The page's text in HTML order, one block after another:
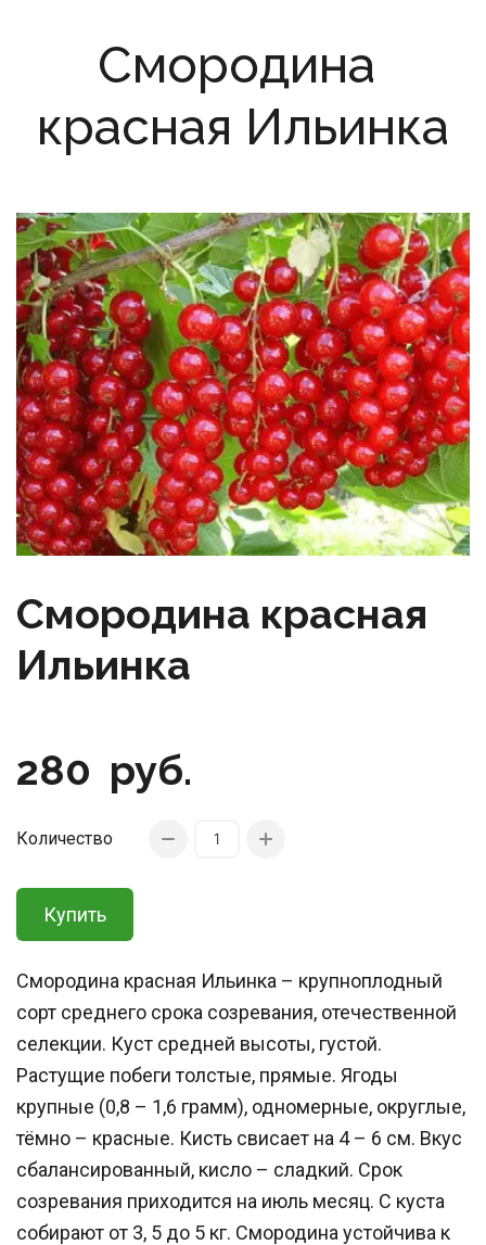
Смородина
красная Ильинка
Смородина красная
Ильинка
280 руб.
Количество
Купить
Смородина красная Ильинка – крупноплодный
сорт среднего срока созревания, отечественной
селекции. Куст средней высоты, густой.
Растущие побеги толстые, прямые. Ягоды
крупные (0,8 – 1,6 грамм), одномерные, округлые,
тёмно – красные. Кисть свисает на 4 – 6 см. Вкус
сбалансированный, кисло – сладкий. Срок
созревания приходится на июль месяц. С куста
собирают от 3, 5 до 5 кг. Смородина устойчива к